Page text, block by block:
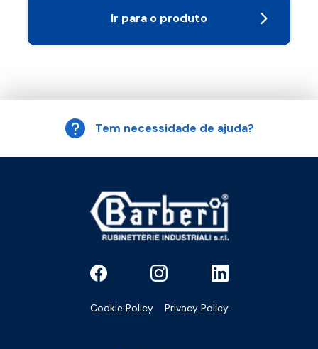
Ir para o produto
Tem necessidade de ajuda?
Cookie Policy Privacy Policy